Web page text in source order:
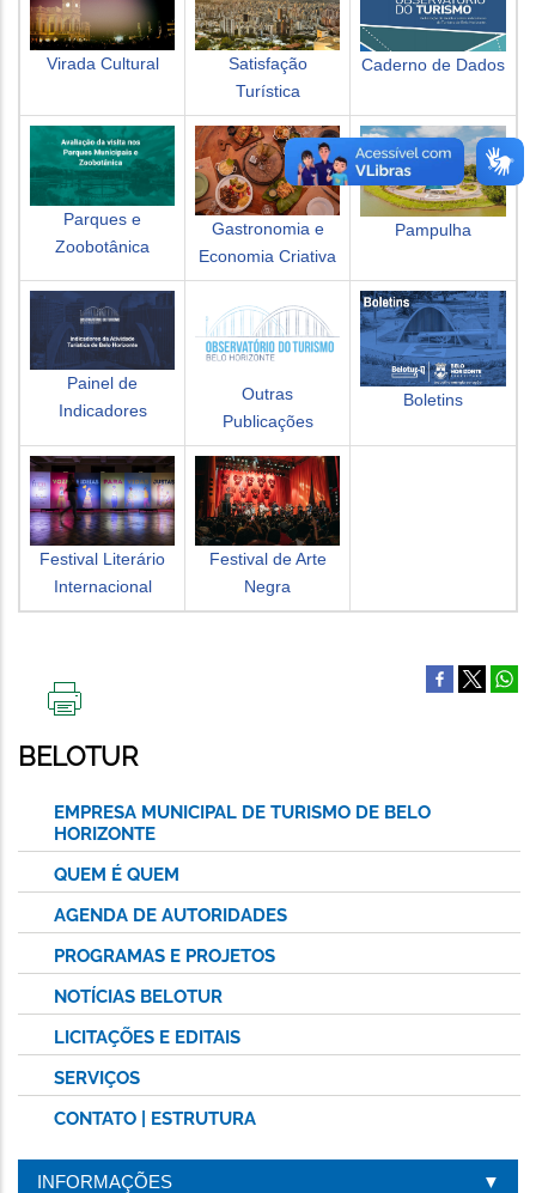
Virada Cultural
Satisfação
Turística
Caderno de Dados
Parques e
Zoobotânica
Gastronomia e
Economia Criativa
Pampulha
Painel de
Indicadores
Outras
Publicações
Boletins
Festival Literário
Internacional
Festival de Arte
Negra
ESTA
PÁGINA
BELOTUR
EMPRESA MUNICIPAL DE TURISMO DE BELO
HORIZONTE
QUEM É QUEM
AGENDA DE AUTORIDADES
PROGRAMAS E PROJETOS
NOTÍCIAS BELOTUR
LICITAÇÕES E EDITAIS
SERVIÇOS
CONTATO | ESTRUTURA
INFORMAÇÕES